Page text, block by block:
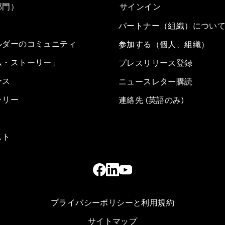
）
ーのコミュニティ
ストーリー」
リー
サインイン
パートナー（組織）につい
参加する（個人、組織）
プレスリリース登録
ニュースレター購読
連絡先 (英語のみ)
プライバシーポリシーと利用規約
サイトマップ